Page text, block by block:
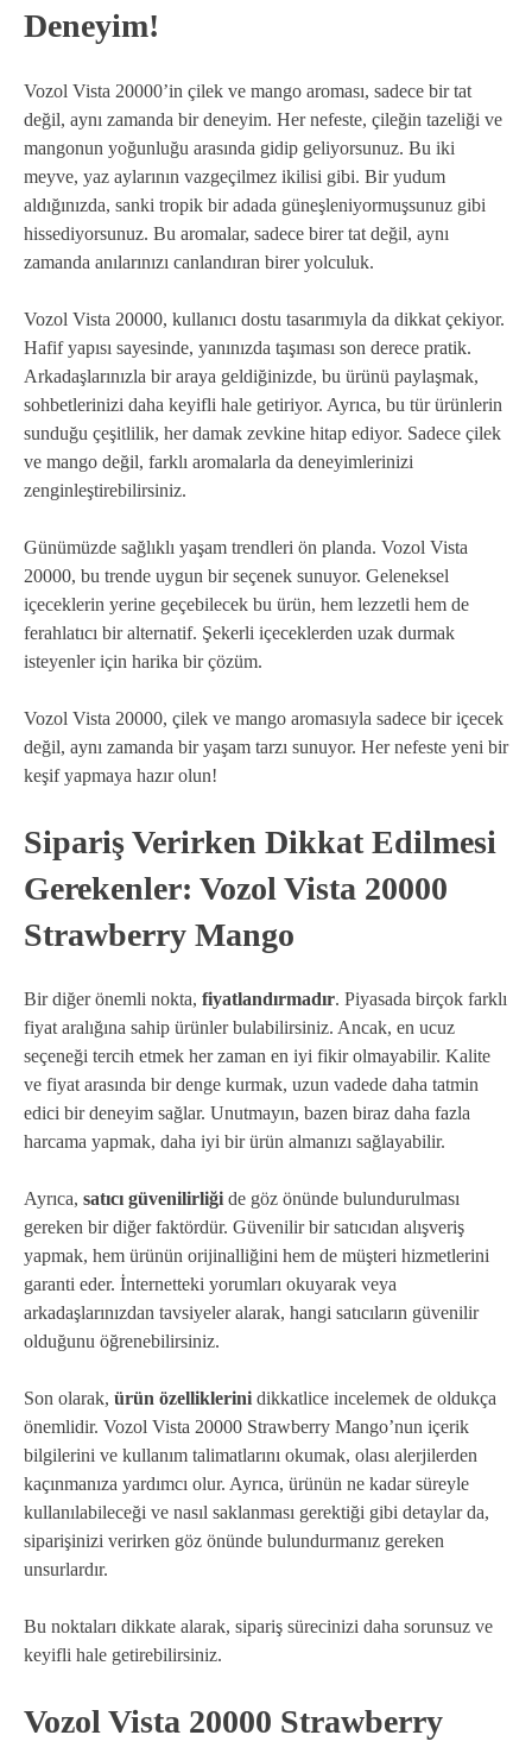
Deneyim!
Vozol Vista 20000’in çilek ve mango aroması, sadece bir tat
değil, aynı zamanda bir deneyim. Her nefeste, çileğin tazeliği ve
mangonun yoğunluğu arasında gidip geliyorsunuz. Bu iki
meyve, yaz aylarının vazgeçilmez ikilisi gibi. Bir yudum
aldığınızda, sanki tropik bir adada güneşleniyormuşsunuz gibi
hissediyorsunuz. Bu aromalar, sadece birer tat değil, aynı
zamanda anılarınızı canlandıran birer yolculuk.
Vozol Vista 20000, kullanıcı dostu tasarımıyla da dikkat çekiyor.
Hafif yapısı sayesinde, yanınızda taşıması son derece pratik.
Arkadaşlarınızla bir araya geldiğinizde, bu ürünü paylaşmak,
sohbetlerinizi daha keyifli hale getiriyor. Ayrıca, bu tür ürünlerin
sunduğu çeşitlilik, her damak zevkine hitap ediyor. Sadece çilek
ve mango değil, farklı aromalarla da deneyimlerinizi
zenginleştirebilirsiniz.
Günümüzde sağlıklı yaşam trendleri ön planda. Vozol Vista
20000, bu trende uygun bir seçenek sunuyor. Geleneksel
içeceklerin yerine geçebilecek bu ürün, hem lezzetli hem de
ferahlatıcı bir alternatif. Şekerli içeceklerden uzak durmak
isteyenler için harika bir çözüm.
Vozol Vista 20000, çilek ve mango aromasıyla sadece bir içecek
değil, aynı zamanda bir yaşam tarzı sunuyor. Her nefeste yeni bir
keşif yapmaya hazır olun!
Sipariş Verirken Dikkat Edilmesi
Gerekenler: Vozol Vista 20000
Strawberry Mango
Bir diğer önemli nokta, fiyatlandırmadır. Piyasada birçok farklı
fiyat aralığına sahip ürünler bulabilirsiniz. Ancak, en ucuz
seçeneği tercih etmek her zaman en iyi fikir olmayabilir. Kalite
ve fiyat arasında bir denge kurmak, uzun vadede daha tatmin
edici bir deneyim sağlar. Unutmayın, bazen biraz daha fazla
harcama yapmak, daha iyi bir ürün almanızı sağlayabilir.
Ayrıca, satıcı güvenilirliği de göz önünde bulundurulması
gereken bir diğer faktördür. Güvenilir bir satıcıdan alışveriş
yapmak, hem ürünün orijinalliğini hem de müşteri hizmetlerini
garanti eder. İnternetteki yorumları okuyarak veya
arkadaşlarınızdan tavsiyeler alarak, hangi satıcıların güvenilir
olduğunu öğrenebilirsiniz.
Son olarak, ürün özelliklerini dikkatlice incelemek de oldukça
önemlidir. Vozol Vista 20000 Strawberry Mango’nun içerik
bilgilerini ve kullanım talimatlarını okumak, olası alerjilerden
kaçınmanıza yardımcı olur. Ayrıca, ürünün ne kadar süreyle
kullanılabileceği ve nasıl saklanması gerektiği gibi detaylar da,
siparişinizi verirken göz önünde bulundurmanız gereken
unsurlardır.
Bu noktaları dikkate alarak, sipariş sürecinizi daha sorunsuz ve
keyifli hale getirebilirsiniz.
Vozol Vista 20000 Strawberry